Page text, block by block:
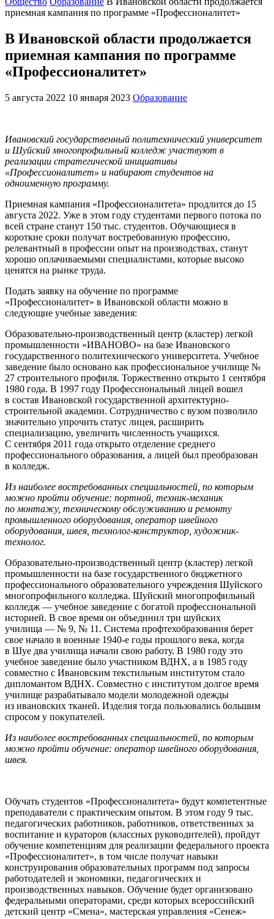
приемная кампания по программе «Профессионалитет»
В Ивановской области продолжается
приемная кампания по программе
«Профессионалитет»
5 августа 2022 10 января 2023 Образование
Ивановский государственный политехнический университет
и Шуйский многопрофильный колледж участвуют в
реализации стратегической инициативы
«Профессионалитет» и набирают студентов на
одноименную программу.
Приемная кампания «Профессионалитета» продлится до 15
августа 2022. Уже в этом году студентами первого потока по
всей стране станут 150 тыс. студентов. Обучающиеся в
короткие сроки получат востребованную профессию,
релевантный в профессии опыт на производствах, станут
хорошо оплачиваемыми специалистами, которые высоко
ценятся на рынке труда.
Подать заявку на обучение по программе
«Профессионалитет» в Ивановской области можно в
следующие учебные заведения:
Образовательно-производственный центр (кластер) легкой
промышленности «ИВАНОВО» на базе Ивановского
государственного политехнического университета. Учебное
заведение было основано как профессиональное училище №
27 строительного профиля. Торжественно открыто 1 сентября
1980 года. В 1997 году Профессиональный лицей вошел
в состав Ивановской государственной архитектурно-
строительной академии. Сотрудничество с вузом позволило
значительно упрочить статус лицея, расширить
специализацию, увеличить численность учащихся.
С сентября 2011 года открыто отделение среднего
профессионального образования, а лицей был преобразован
в колледж.
Из наиболее востребованных специальностей, по которым
можно пройти обучение: портной, техник-механик
по монтажу, техническому обслуживанию и ремонту
промышленного оборудования, оператор швейного
оборудования, швея, технолог-конструктор, художник-
технолог.
Образовательно-производственный центр (кластер) легкой
промышленности на базе государственного бюджетного
профессионального образовательного учреждения Шуйского
многопрофильного колледжа. Шуйский многопрофильный
колледж — учебное заведение с богатой профессиональной
историей. В свое время он объединил три шуйских
училища — № 9, № 11. Система профтехобразования берет
свое начало в военные 1940-е годы прошлого века, когда
в Шуе два училища начали свою работу. В 1980 году это
учебное заведение было участником ВДНХ, а в 1985 году
совместно с Ивановским текстильным институтом стало
дипломантом ВДНХ. Совместно с институтом долгое время
училище разрабатывало модели молодежной одежды
из ивановских тканей. Изделия тогда пользовались большим
спросом у покупателей.
Из наиболее востребованных специальностей, по которым
можно пройти обучение: оператор швейного оборудования,
швея.
Обучать студентов «Профессионалитета» будут компетентные
преподаватели с практическим опытом. В этом году 9 тыс.
педагогических работников, работников, ответственных за
воспитание и кураторов (классных руководителей), пройдут
обучение компетенциям для реализации федерального проекта
«Профессионалитет», в том числе получат навыки
конструирования образовательных программ под запросы
работодателей и экономики, педагогических и
производственных навыков. Обучение будет организовано
федеральными операторами, среди которых всероссийский
детский центр «Смена», мастерская управления «Сенеж»